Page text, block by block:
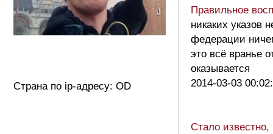
Страна по ip-адресу: OD
Правильное
никаких указов
федерации
это всё вранье
оказывается
2014-03-03
Стало известно,